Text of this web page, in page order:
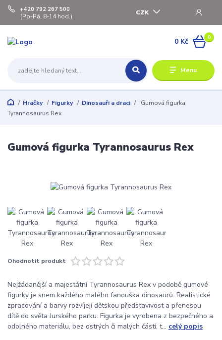
Menu
CZK
+420 792 267 500
(Po-Pá, 8-14 hod.)
0
0 Kč
Hračky Figurky Dinosauři a draci
Gumová figurka
Tyrannosaurus Rex
Gumová figurka Tyrannosaurus Rex
Ohodnotit produkt
Nejžádanější a majestátní Tyrannosaurus Rex v podobě gumové
figurky je snem každého malého fanouška dinosaurů. Realistické
zpracování a barvy rozvíjejí dětskou představivost a přenesou
dítě do světa Jurského parku. Figurka je vyrobena z bezpečného a
odolného materiálu, bez ostrých či malých částí, t... celý popis